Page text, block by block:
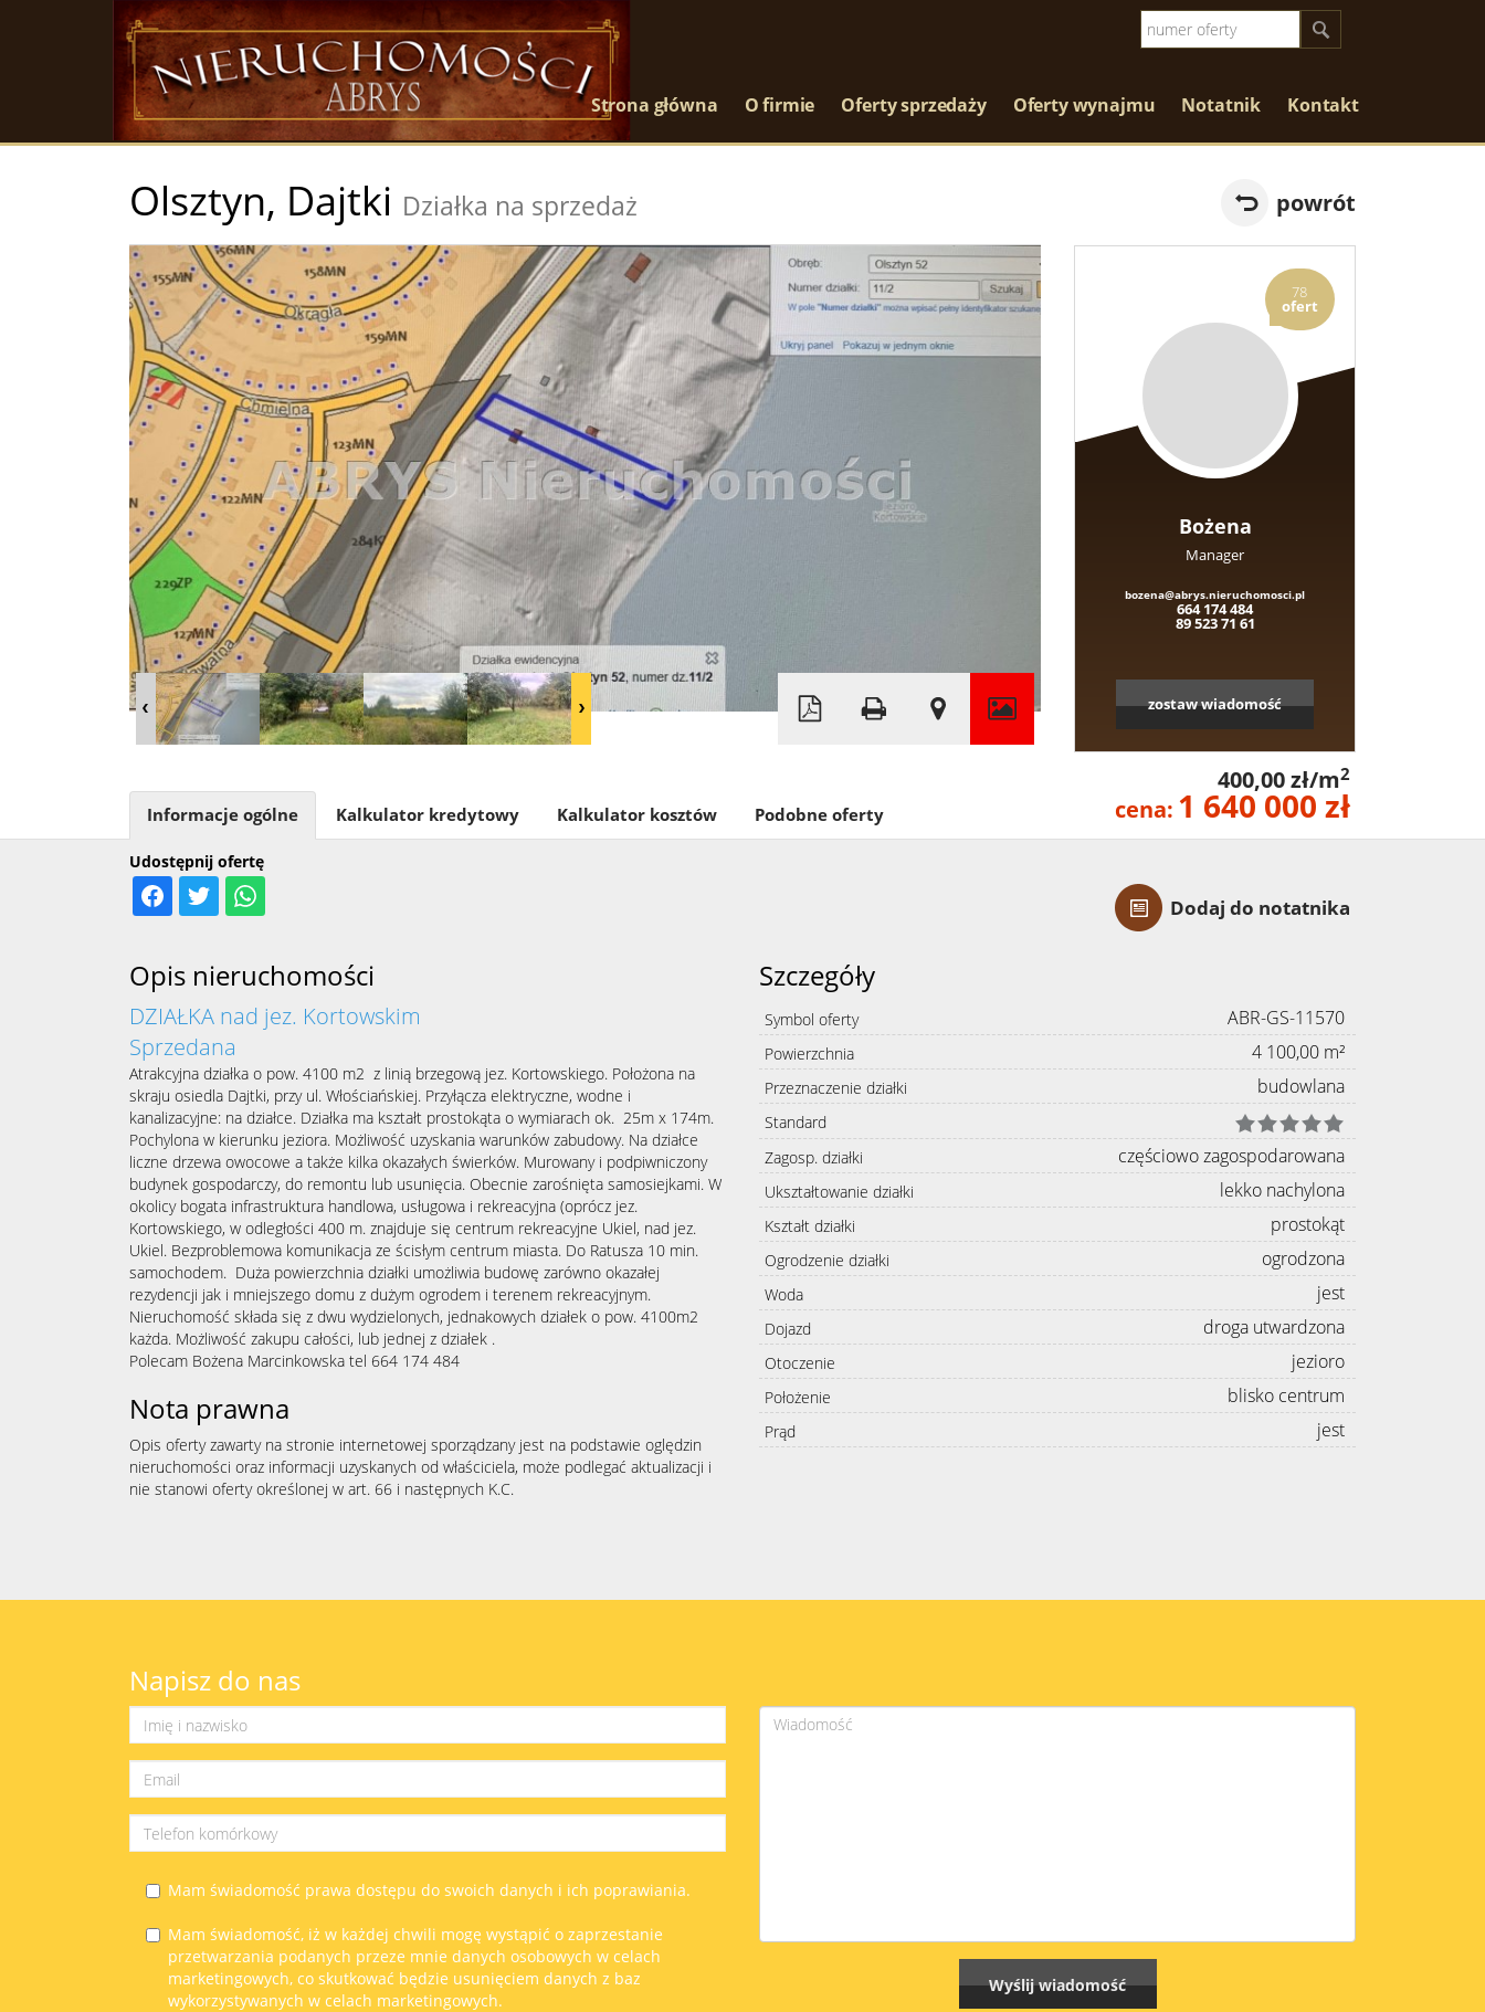
Strona główna O firmie Oferty sprzedaży Oferty wynajmu Notatnik Kontakt
Olsztyn, Dajtki Działka na sprzedaż powrót
+
−
©OpenStreetMap contributors
78
ofert
Bożena
Manager
bozena@abrys.nieruchomosci.pl
664 174 484
89 523 71 61
zostaw wiadomość
400,00 zł/m2
cena: 1 640 000 zł
Dodaj do notatnika
Udostępnij ofertę
Informacje ogólne Kalkulator kredytowy Kalkulator kosztów Podobne oferty
Opis nieruchomości
DZIAŁKA nad jez. Kortowskim
Sprzedana
Atrakcyjna działka o pow. 4100 m2 z linią brzegową jez. Kortowskiego. Położona na
skraju osiedla Dajtki, przy ul. Włościańskiej. Przyłącza elektryczne, wodne i
kanalizacyjne: na działce. Działka ma kształt prostokąta o wymiarach ok. 25m x 174m.
Pochylona w kierunku jeziora. Możliwość uzyskania warunków zabudowy. Na działce
liczne drzewa owocowe a także kilka okazałych świerków. Murowany i podpiwniczony
budynek gospodarczy, do remontu lub usunięcia. Obecnie zarośnięta samosiejkami. W
okolicy bogata infrastruktura handlowa, usługowa i rekreacyjna (oprócz jez.
Kortowskiego, w odległości 400 m. znajduje się centrum rekreacyjne Ukiel, nad jez.
Ukiel. Bezproblemowa komunikacja ze ścisłym centrum miasta. Do Ratusza 10 min.
samochodem. Duża powierzchnia działki umożliwia budowę zarówno okazałej
rezydencji jak i mniejszego domu z dużym ogrodem i terenem rekreacyjnym.
Nieruchomość składa się z dwu wydzielonych, jednakowych działek o pow. 4100m2
każda. Możliwość zakupu całości, lub jednej z działek .
Polecam Bożena Marcinkowska tel 664 174 484
Nota prawna
Opis oferty zawarty na stronie internetowej sporządzany jest na podstawie oględzin
nieruchomości oraz informacji uzyskanych od właściciela, może podlegać aktualizacji i
nie stanowi oferty określonej w art. 66 i następnych K.C.
Szczegóły
Symbol oferty ABR-GS-11570
Powierzchnia 4 100,00 m²
Przeznaczenie działki budowlana
Standard
Zagosp. działki
częściowo zagospodarowana
Ukształtowanie działki lekko nachylona
Kształt działki prostokąt
Ogrodzenie działki ogrodzona
Woda jest
Dojazd droga utwardzona
Otoczenie jezioro
Położenie blisko centrum
Prąd jest
Napisz do nas
Mam świadomość prawa dostępu do swoich danych i ich poprawiania.
Mam świadomość, iż w każdej chwili mogę wystąpić o zaprzestanie
przetwarzania podanych przeze mnie danych osobowych w celach
marketingowych, co skutkować będzie usunięciem danych z baz
wykorzystywanych w celach marketingowych.